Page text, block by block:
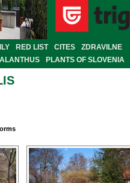
RED LIST CITES
ZDRAVILNE
PLANTS OF SLOVENIA